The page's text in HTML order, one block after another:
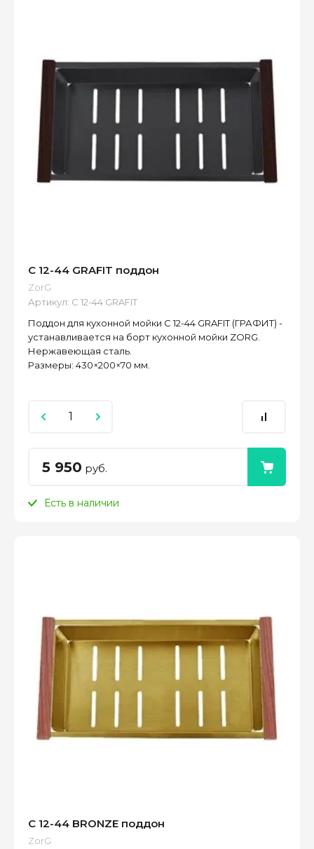
С 12-44 GRAFIT поддон
ZorG
Артикул: C 12-44 GRAFIT
Поддон для кухонной мойки C 12-44 GRAFIT (ГРАФИТ) -
устанавливается на борт кухонной мойки ZORG.
Нержавеющая сталь.
Размеры: 430×200×70 мм.
5 950 руб.
Есть в наличии
C 12-44 BRONZE поддон
ZorG